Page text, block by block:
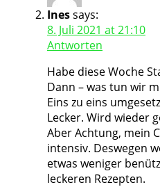
Inessays:
8. Juli 2021 at 21:10
Antworten
Habe diese Woche
Dann – was tun wir
Eins zu eins
Lecker. Wird wieder
Aber Achtung, mein
intensiv. Deswegen
etwas weniger
leckeren Rezepten.